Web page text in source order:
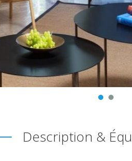
Description &